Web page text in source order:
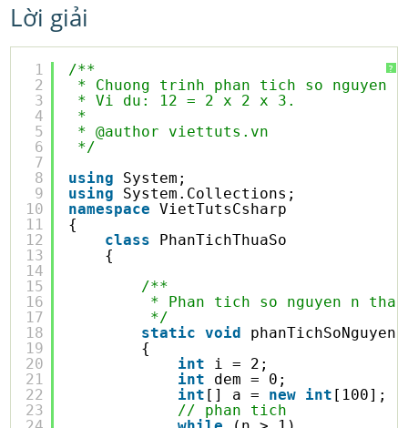
Lời giải
?
1
2
3
4
5
6
7
8
9
10
11
12
13
14
15
16
17
18
19
20
21
22
23
/**
* Chuong trinh phan tich so nguyen
* Vi du: 12 = 2 x 2 x 3.
*
* @author viettuts.vn
*/
using
System;
using
System.Collections;
namespace
VietTutsCsharp
{
class
PhanTichThuaSo
{
/**
* Phan tich so nguyen n
*/
static
void phanTichSoNguyen(
{
int
i = 2;
int
dem = 0;
int [] a = new int [100];
// phan tich